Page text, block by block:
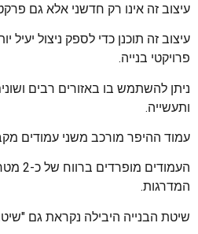
עיצוב זה אינו רק חדשני אלא גם
עיצוב זה תוכנן כדי לספק ניצול יעיל
פרויקטי בנייה.
ניתן להשתמש בו באזורים רבים
ותעשייה.
עמוד ההיפר מורכב משני עמודים
המדרגות.
שיטת הבנייה היבילה נקראת גם